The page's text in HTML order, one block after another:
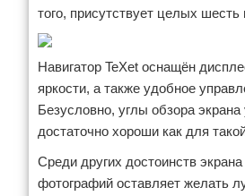
того, присутствует целых
Навигатор TeXet оснащён
яркости, а также удобное
Безусловно, углы обзора
достаточно хороши как для
Среди других достоинств
фотографий оставляет желать